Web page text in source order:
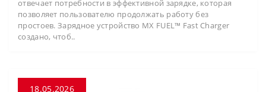
отвечает потребности в эффективной зарядке, которая
позволяет пользователю продолжать работу без
простоев. Зарядное устройство MX FUEL™ Fast Charger
создано, чтоб..
18.05.2026